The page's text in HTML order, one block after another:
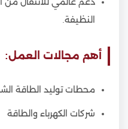
النظيفة.
أهم مجالات العمل:
محطات توليد الطاقة
شركات الكهرباء والطاقة